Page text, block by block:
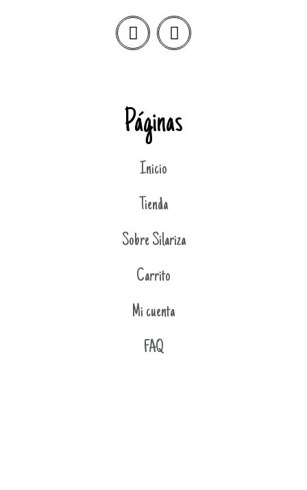
Páginas
Inicio
Tienda
Sobre Silariza
Carrito
Mi cuenta
FAQ